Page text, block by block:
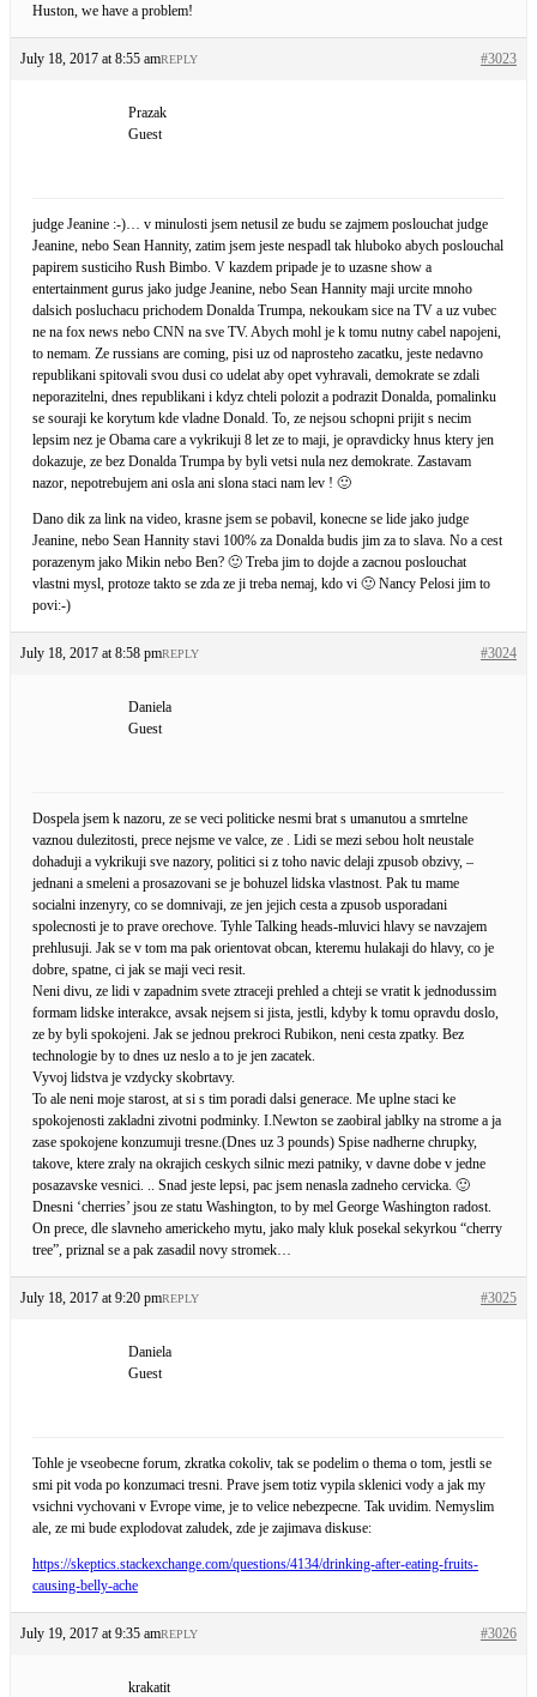
Huston, we have a problem!
July 18, 2017 at 8:55 am #3023
REPLY
Prazak
Guest
judge Jeanine :-)… v minulosti jsem netusil ze budu se zajmem poslouchat judge
Jeanine, nebo Sean Hannity, zatim jsem jeste nespadl tak hluboko abych poslouchal
papirem susticiho Rush Bimbo. V kazdem pripade je to uzasne show a
entertainment gurus jako judge Jeanine, nebo Sean Hannity maji urcite mnoho
dalsich posluchacu prichodem Donalda Trumpa, nekoukam sice na TV a uz vubec
ne na fox news nebo CNN na sve TV. Abych mohl je k tomu nutny cabel napojeni,
to nemam. Ze russians are coming, pisi uz od naprosteho zacatku, jeste nedavno
republikani spitovali svou dusi co udelat aby opet vyhravali, demokrate se zdali
neporazitelni, dnes republikani i kdyz chteli polozit a podrazit Donalda, pomalinku
se souraji ke korytum kde vladne Donald. To, ze nejsou schopni prijit s necim
lepsim nez je Obama care a vykrikuji 8 let ze to maji, je opravdicky hnus ktery jen
dokazuje, ze bez Donalda Trumpa by byli vetsi nula nez demokrate. Zastavam
nazor, nepotrebujem ani osla ani slona staci nam lev ! 🙂
Dano dik za link na video, krasne jsem se pobavil, konecne se lide jako judge
Jeanine, nebo Sean Hannity stavi 100% za Donalda budis jim za to slava. No a cest
porazenym jako Mikin nebo Ben? 🙂 Treba jim to dojde a zacnou poslouchat
vlastni mysl, protoze takto se zda ze ji treba nemaj, kdo vi 🙂 Nancy Pelosi jim to
povi:-)
July 18, 2017 at 8:58 pm #3024
REPLY
Daniela
Guest
Dospela jsem k nazoru, ze se veci politicke nesmi brat s umanutou a smrtelne
vaznou dulezitosti, prece nejsme ve valce, ze . Lidi se mezi sebou holt neustale
dohaduji a vykrikuji sve nazory, politici si z toho navic delaji zpusob obzivy, –
jednani a smeleni a prosazovani se je bohuzel lidska vlastnost. Pak tu mame
socialni inzenyry, co se domnivaji, ze jen jejich cesta a zpusob usporadani
spolecnosti je to prave orechove. Tyhle Talking heads-mluvici hlavy se navzajem
prehlusuji. Jak se v tom ma pak orientovat obcan, kteremu hulakaji do hlavy, co je
dobre, spatne, ci jak se maji veci resit.
Neni divu, ze lidi v zapadnim svete ztraceji prehled a chteji se vratit k jednodussim
formam lidske interakce, avsak nejsem si jista, jestli, kdyby k tomu opravdu doslo,
ze by byli spokojeni. Jak se jednou prekroci Rubikon, neni cesta zpatky. Bez
technologie by to dnes uz neslo a to je jen zacatek.
Vyvoj lidstva je vzdycky skobrtavy.
To ale neni moje starost, at si s tim poradi dalsi generace. Me uplne staci ke
spokojenosti zakladni zivotni podminky. I.Newton se zaobiral jablky na strome a ja
zase spokojene konzumuji tresne.(Dnes uz 3 pounds) Spise nadherne chrupky,
takove, ktere zraly na okrajich ceskych silnic mezi patniky, v davne dobe v jedne
posazavske vesnici. .. Snad jeste lepsi, pac jsem nenasla zadneho cervicka. 🙂
Dnesni ‘cherries’ jsou ze statu Washington, to by mel George Washington radost.
On prece, dle slavneho americkeho mytu, jako maly kluk posekal sekyrkou “cherry
tree”, priznal se a pak zasadil novy stromek…
July 18, 2017 at 9:20 pm #3025
REPLY
Daniela
Guest
Tohle je vseobecne forum, zkratka cokoliv, tak se podelim o thema o tom, jestli se
smi pit voda po konzumaci tresni. Prave jsem totiz vypila sklenici vody a jak my
vsichni vychovani v Evrope vime, je to velice nebezpecne. Tak uvidim. Nemyslim
ale, ze mi bude explodovat zaludek, zde je zajimava diskuse:
https://skeptics.stackexchange.com/questions/4134/drinking-after-eating-fruits-
causing-belly-ache
July 19, 2017 at 9:35 am #3026
REPLY
krakatit